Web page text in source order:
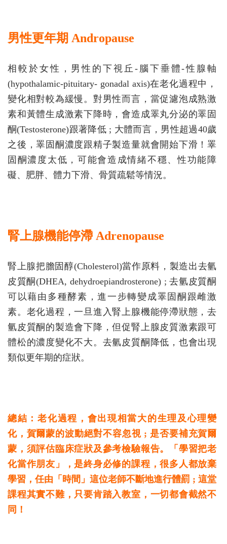
男性更年期 Andropause
相較於女性，男性的下視丘-腦下垂體-性腺軸
(hypothalamic-pituitary- gonadal axis)在老化過程中，
變化相對較為緩慢。對男性而言，當促濾泡成熟激
素和黃體生成激素下降時，會造成睪丸分泌的睪固
酮(Testosterone)跟著降低 ; 大體而言，男性超過40歲
之後，睪固酮濃度跟精子製造量就會開始下滑！睪
固酮濃度太低，可能會造成情緒不穩、性功能障
礙、肥胖、體力下滑、骨質疏鬆等情況。
腎上腺機能停滯 Adrenopause
腎上腺把膽固醇(Cholesterol)當作原料，製造出去氫
皮質酮(DHEA, dehydroepiandrosterone) ; 去氫皮質酮
可以藉由多種酵素，進一步轉變成睪固酮跟雌激
素。老化過程，一旦進入腎上腺機能停滯狀態，去
氫皮質酮的製造會下降，但促腎上腺皮質激素跟可
體松的濃度變化不大。去氫皮質酮降低，也會出現
類似更年期的症狀。
總結：老化過程，會出現相當大的生理及心理變
化，賀爾蒙的波動絕對不容忽視 ; 是否要補充賀爾
蒙，須評估臨床症狀及參考檢驗報告。「學習把老
化當作朋友」，是終身必修的課程，很多人都放棄
學習，任由「時間」這位老師不斷地進行體罰 ; 這堂
課程其實不難，只要肯踏入教室，一切都會截然不
同！